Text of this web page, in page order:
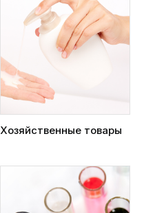
Хозяйственные товары